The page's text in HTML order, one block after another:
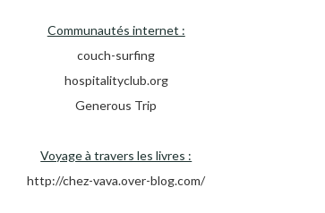
Communautés internet :
couch-surfing
hospitalityclub.org
Generous Trip
Voyage à travers les livres :
http://chez-vava.over-blog.com/